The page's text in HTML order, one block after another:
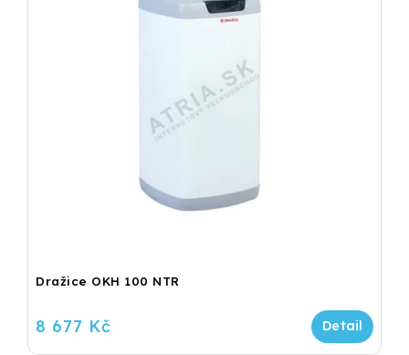
Dražice OKH 100 NTR
8 677 Kč